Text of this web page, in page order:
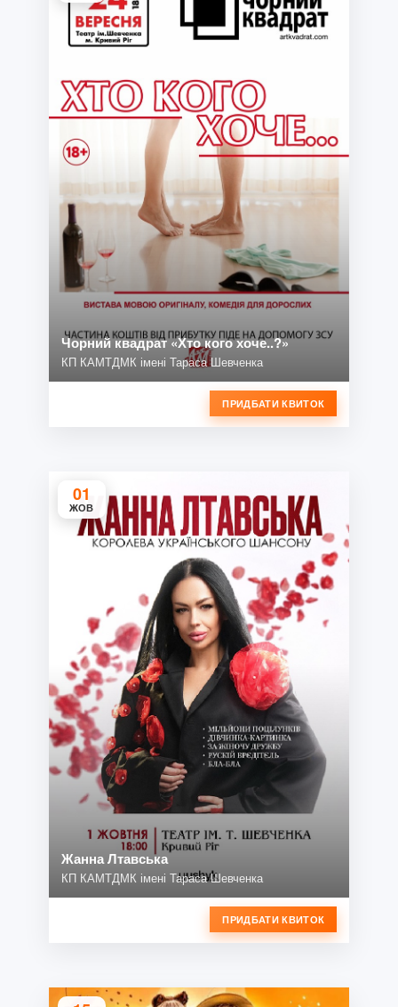
Чорний квадрат «Хто кого хоче..?»
КП КАМТДМК імені Тараса Шевченка
ПРИДБАТИ КВИТОК
01
ЖОВ
Жанна Лтавська
КП КАМТДМК імені Тараса Шевченка
ПРИДБАТИ КВИТОК